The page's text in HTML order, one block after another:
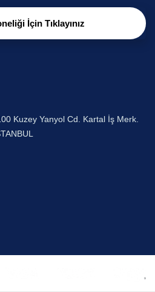
İçin Tıklayınız
Kuzey Yanyol Cd. Kartal İş Merk.